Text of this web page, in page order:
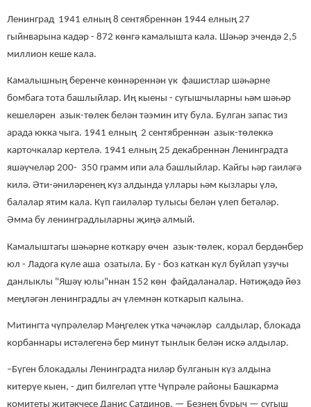
Ленинград 1941 елның 8 сентябреннән 1944 елның 27
гыйнварына кадәр - 872 көнгә камалышта кала. Шәһәр эчендә 2,5
миллион кеше кала.
Камалышның беренче көннәреннән үк фашистлар шәһәрне
бомбага тота башлыйлар. Иң кыены - сугышчыларны һәм шәһәр
кешеләрен азык-төлек белән тәэмин итү була. Булган запас тиз
арада юкка чыга. 1941 елның 2 сентябреннән азык-төлеккә
карточкалар кертелә. 1941 елның 25 декабреннән Ленинградта
яшәүчеләр 200- 350 грамм ипи ала башлыйлар. Кайгы һәр гаиләгә
килә. Әти-әниләренең күз алдында уллары һәм кызлары үлә,
балалар ятим кала. Күп гаиләләр тулысы белән үлеп бетәләр.
Әмма бу ленинградлыларны җиңә алмый.
Камалыштагы шәһәрне коткару өчен азык-төлек, корал бердәнбер
юл - Ладога күле аша озатыла. Бу - боз каткан күл буйлап узучы
данлыклы "Яшәү юлы"ннан 152 көн файдаланалар. Нәтиҗәдә йөз
меңләгән ленинградлы ач үлемнән коткарып калына.
Митингта чүпрәлеләр Мәңгелек утка чәчәкләр салдылар, блокада
корбаннары истәлегенә бер минут тынлык белән искә алдылар.
–Бүген блокадалы Ленинградта ниләр булганын күз алдына
китерүе кыен, - дип билгеләп үтте Чүпрәле районы Башкарма
комитеты җитәкчесе Данис Сатдинов. — Безнең бурыч — сугыш